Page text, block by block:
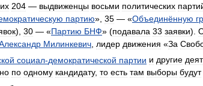
204 — выдвиженцы восьми политических
партию», 35 — «Объединённую
), 30 — «Партию БНФ» (подавала 33 заявки).
Милинкевич лидер движения «За
социал-демократической партии и другие
по одному кандидату, то есть там выборы будут